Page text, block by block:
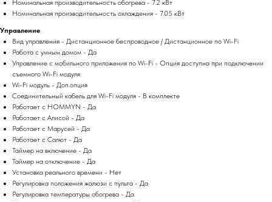
Номинальная производительность обогрева - 7.2 кВт
Номинальная производительность охлаждения - 7.05 кВт
Управление
Вид управления - Дистанционное беспроводное / Дистанционное по Wi-Fi
Работа с умным домом - Да
Управление c мобильного приложения по Wi-Fi - Опция доступна при подключении
съемного Wi-Fi модуля
Wi-Fi модуль - Доп.опция
Соединительный кабель для Wi-Fi модуля - В комплекте
Работает с HOMMYN - Да
Работает с Алисой - Да
Работает с Марусей - Да
Работает с Салют - Да
Таймер на включение - Да
Таймер на отключение - Да
Установка реального времени - Нет
Регулировка положения жалюзи с пульта - Да
Регулировка температуры обогрева - Да